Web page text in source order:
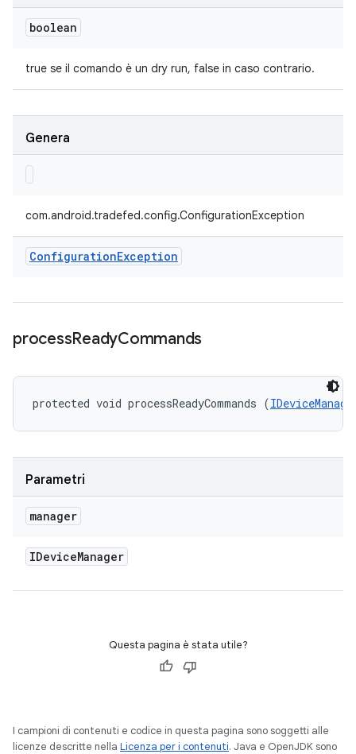
boolean
true se il comando è un dry run, false in caso contrario.
Genera
com.android.tradefed.config.ConfigurationException
ConfigurationException
processReadyCommands
protected void processReadyCommands (
Parametri
manager
IDeviceManager
Questa pagina è stata utile?
I campioni di contenuti e codice in questa pagina sono soggetti alle
licenze descritte nella Licenza per i contenuti. Java e OpenJDK sono